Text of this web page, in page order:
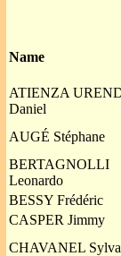
Name
ATIENZA
Daniel
AUGÉ Stéphane
BERTAGNOLLI
Leonardo
BESSY Frédéric
CASPER Jimmy
CHAVANEL